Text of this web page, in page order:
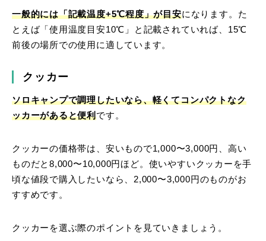
一般的には「記載温度+5℃程度」が目安になります。た
とえば「使用温度目安10℃」と記載されていれば、15℃
前後の場所での使用に適しています。
クッカー
ソロキャンプで調理したいなら、軽くてコンパクトなク
ッカーがあると便利です。
クッカーの価格帯は、安いもので1,000〜3,000円、高い
ものだと8,000〜10,000円ほど。使いやすいクッカーを手
頃な値段で購入したいなら、2,000〜3,000円のものがお
すすめです。
クッカーを選ぶ際のポイントを見ていきましょう。